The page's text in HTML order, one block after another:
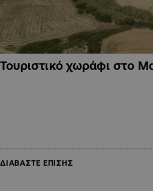
Τουριστικό χωράφι στο
ΔΙΑΒΑΣΤΕ ΕΠΙΣΗΣ